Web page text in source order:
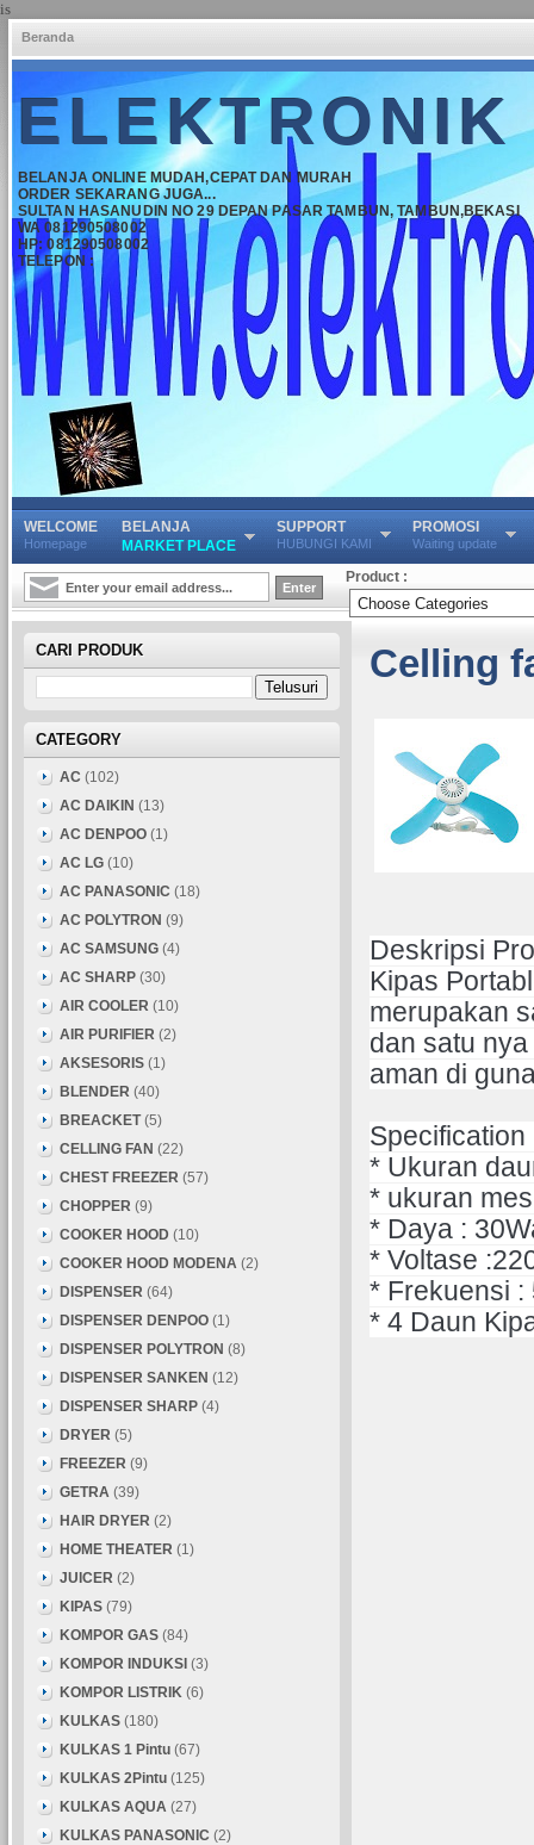
is
Beranda
BELANJA ONLINE MUDAH,CEPAT DAN MURAH
ORDER SEKARANG JUGA...
SULTAN HASANUDIN NO 29 DEPAN PASAR TAMBUN, TAMBUN,BEKASI
WA 081290508002
HP: 081290508002
TELEPON :
WELCOME
Homepage
BELANJA
MARKET PLACE
SUPPORT
HUBUNGI KAMI
PROMOSI
Waiting update
Product :
Celling
Deskripsi
Kipas
merupakan
dan satu
aman di
Specification
* Ukuran
* ukuran
* Daya :
* Voltase
* Frekuensi :
* 4 Daun
CARI PRODUK
CATEGORY
AC (102)
AC DAIKIN (13)
AC DENPOO (1)
AC LG (10)
AC PANASONIC (18)
AC POLYTRON (9)
AC SAMSUNG (4)
AC SHARP (30)
AIR COOLER (10)
AIR PURIFIER (2)
AKSESORIS (1)
BLENDER (40)
BREACKET (5)
CELLING FAN (22)
CHEST FREEZER (57)
CHOPPER (9)
COOKER HOOD (10)
COOKER HOOD MODENA (2)
DISPENSER (64)
DISPENSER DENPOO (1)
DISPENSER POLYTRON (8)
DISPENSER SANKEN (12)
DISPENSER SHARP (4)
DRYER (5)
FREEZER (9)
GETRA (39)
HAIR DRYER (2)
HOME THEATER (1)
JUICER (2)
KIPAS (79)
KOMPOR GAS (84)
KOMPOR INDUKSI (3)
KOMPOR LISTRIK (6)
KULKAS (180)
KULKAS 1 Pintu (67)
KULKAS 2Pintu (125)
KULKAS AQUA (27)
KULKAS PANASONIC (2)